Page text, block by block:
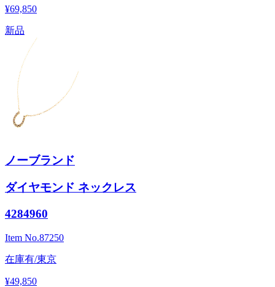
¥69,850
新品
ノーブランド
ダイヤモンド ネックレス
4284960
Item No.87250
在庫有/東京
¥49,850